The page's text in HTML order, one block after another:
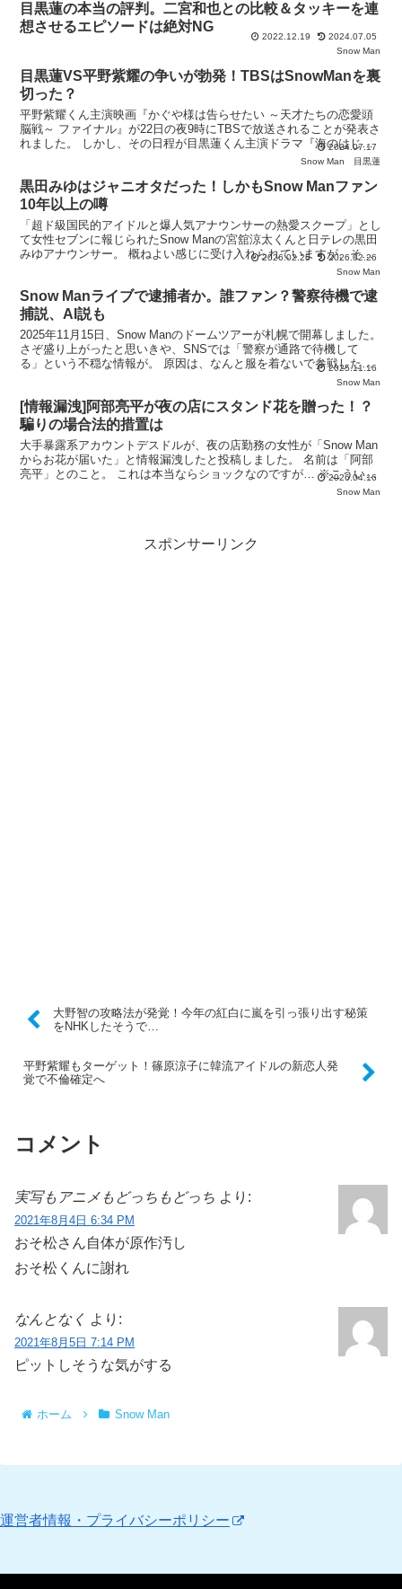
目黒蓮の本当の評判。二宮和也との比較＆タッキーを連
想させるエピソードは絶対NG
2022.12.19
2024.07.05
Snow Man
目黒蓮VS平野紫耀の争いが勃発！TBSはSnowManを裏
切った？
平野紫耀くん主演映画『かぐや様は告らせたい ～天才たちの恋愛頭
脳戦～ ファイナル』が22日の夜9時にTBSで放送されることが発表さ
れました。 しかし、その日程が目黒蓮くん主演ドラマ『海のはじま
2024.07.17
Snow Man
目黒蓮
黒田みゆはジャニオタだった！しかもSnow Manファン
10年以上の噂
「超ド級国民的アイドルと爆人気アナウンサーの熱愛スクープ」とし
て女性セブンに報じられたSnow Manの宮舘涼太くんと日テレの黒田
みゆアナウンサー。 概ねよい感じに受け入れられていますが、そん
2026.02.25
2026.02.26
Snow Man
Snow Manライブで逮捕者か。誰ファン？警察待機で逮
捕説、AI説も
2025年11月15日、Snow Manのドームツアーが札幌で開幕しました。
さぞ盛り上がったと思いきや、SNSでは「警察が通路で待機して
る」という不穏な情報が。 原因は、なんと服を着ないで参戦した女
2025.11.16
Snow Man
[情報漏洩]阿部亮平が夜の店にスタンド花を贈った！？
騙りの場合法的措置は
大手暴露系アカウントデスドルが、夜の店勤務の女性が「Snow Man
からお花が届いた」と情報漏洩したと投稿しました。 名前は「阿部
亮平」とのこと。 これは本当ならショックなのですが… ※こういう
2026.04.16
Snow Man
スポンサーリンク
大野智の攻略法が発覚！今年の紅白に嵐を引っ張り出す秘策
をNHKしたそうで…
平野紫耀もターゲット！篠原涼子に韓流アイドルの新恋人発
覚で不倫確定へ
コメント
実写もアニメもどっちもどっち より:
2021年8月4日 6:34 PM
おそ松さん自体が原作汚し
おそ松くんに謝れ
なんとなく より:
2021年8月5日 7:14 PM
ピットしそうな気がする
ホーム Snow Man
運営者情報・プライバシーポリシー